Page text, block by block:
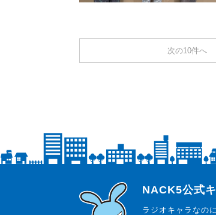
次の10件へ
らじっと君
NACK5公式
ラジオキャラなの